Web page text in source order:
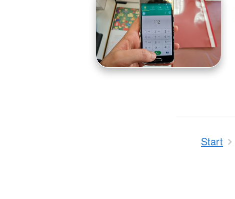
Start